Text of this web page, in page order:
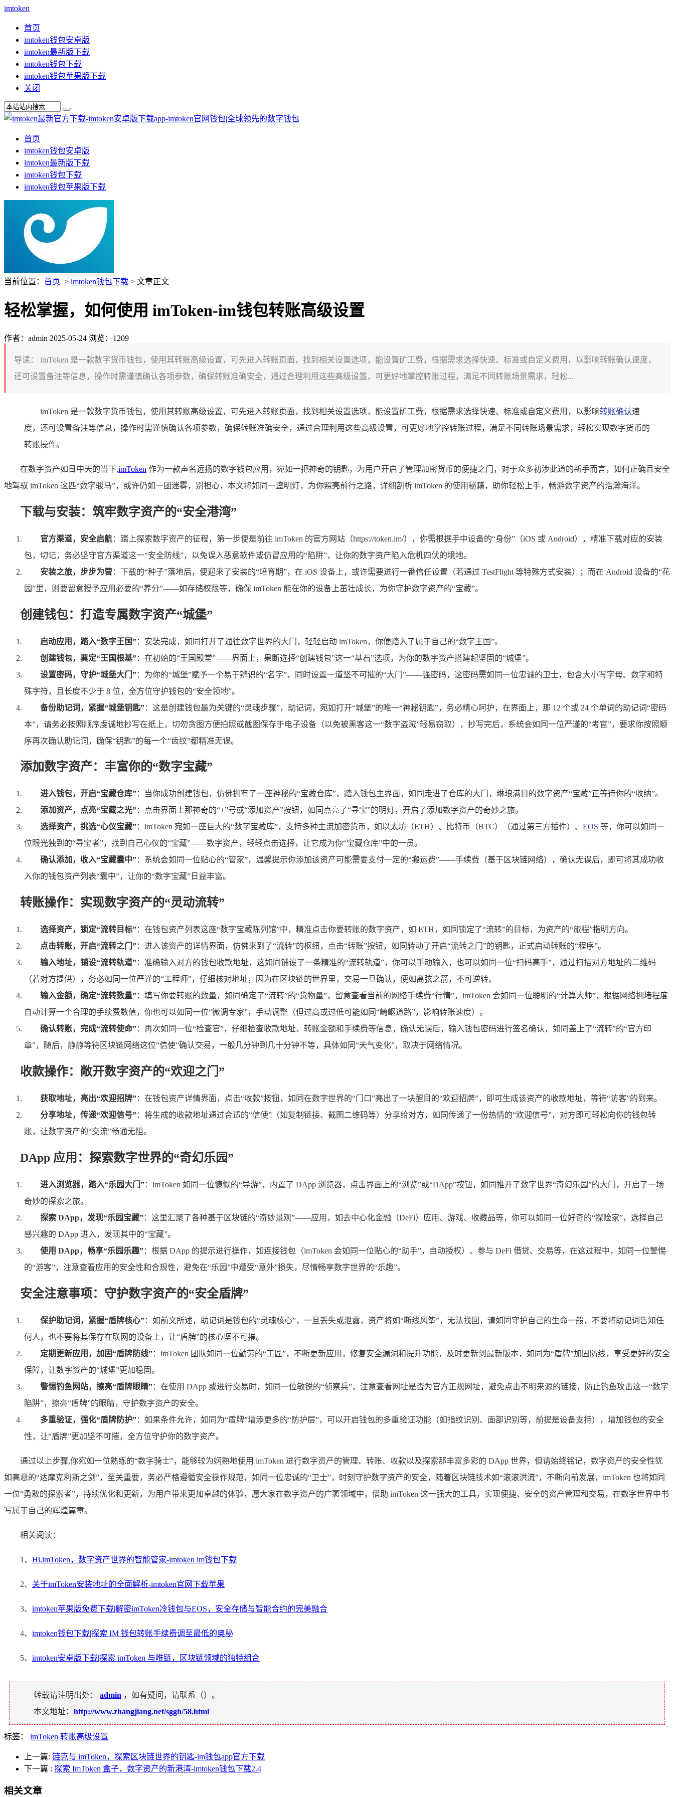
imtoken
首页
imtoken钱包安卓版
imtoken最新版下载
imtoken钱包下载
imtoken钱包苹果版下载
关闭
首页
imtoken钱包安卓版
imtoken最新版下载
imtoken钱包下载
imtoken钱包苹果版下载
当前位置： 首页 > imtoken钱包下载 > 文章正文
轻松掌握，如何使用 imToken-im钱包转账高级设置
作者：admin 2025-05-24 浏览：1209
导读：
imToken 是一款数字货币钱包，使用其转账高级设置，可先进入转账页面，找到相关设置选项，能设置矿工费，根据需求选择快速、标准或自定义费用，以影响转账确认速度，
还可设置备注等信息，操作时需谨慎确认各项参数，确保转账准确安全，通过合理利用这些高级设置，可更好地掌控转账过程，满足不同转账场景需求，轻松...
imToken 是一款数字货币钱包，使用其转账高级设置，可先进入转账页面，找到相关设置选项，能设置矿工费，根据需求选择快速、标准或自定义费用，以影响转账确认速
度，还可设置备注等信息，操作时需谨慎确认各项参数，确保转账准确安全，通过合理利用这些高级设置，可更好地掌控转账过程，满足不同转账场景需求，轻松实现数字货币的
转账操作。
在数字资产如日中天的当下,imToken 作为一款声名远扬的数字钱包应用，宛如一把神奇的钥匙，为用户开启了管理加密货币的便捷之门，对于众多初涉此道的新手而言，如何正确且安全
地驾驭 imToken 这匹“数字骏马”，或许仍如一团迷雾，别担心，本文将如同一盏明灯，为你照亮前行之路，详细剖析 imToken 的使用秘籍，助你轻松上手，畅游数字资产的浩瀚海洋。
下载与安装：筑牢数字资产的“安全港湾”
官方渠道，安全启航：踏上探索数字资产的征程，第一步便是前往 imToken 的官方网站（https://token.im/），你需根据手中设备的“身份”（iOS 或 Android），精准下载对应的安装
包，切记，务必坚守官方渠道这一“安全防线”，以免误入恶意软件或仿冒应用的“陷阱”，让你的数字资产陷入危机四伏的境地。
安装之旅，步步为营：下载的“种子”落地后，便迎来了安装的“培育期”，在 iOS 设备上，或许需要进行一番信任设置（若通过 TestFlight 等特殊方式安装）；而在 Android 设备的“花
园”里，则要留意授予应用必要的“养分”——如存储权限等，确保 imToken 能在你的设备上茁壮成长，为你守护数字资产的“宝藏”。
创建钱包：打造专属数字资产“城堡”
启动应用，踏入“数字王国”：安装完成，如同打开了通往数字世界的大门，轻轻启动 imToken，你便踏入了属于自己的“数字王国”。
创建钱包，奠定“王国根基”：在初始的“王国殿堂”——界面上，果断选择“创建钱包”这一“基石”选项，为你的数字资产搭建起坚固的“城堡”。
设置密码，守护“城堡大门”：为你的“城堡”赋予一个易于辨识的“名字”，同时设置一道坚不可摧的“大门”——强密码，这密码需如同一位忠诚的卫士，包含大小写字母、数字和特
殊字符，且长度不少于 8 位，全方位守护钱包的“安全领地”。
备份助记词，紧握“城堡钥匙”：这是创建钱包最为关键的“灵魂步骤”，助记词，宛如打开“城堡”的唯一“神秘钥匙”，务必精心呵护，在界面上，那 12 个或 24 个单词的助记词“密码
本”，请务必按照顺序虔诚地抄写在纸上，切勿贪图方便拍照或截图保存于电子设备（以免被黑客这一“数字盗贼”轻易窃取），抄写完后，系统会如同一位严谨的“考官”，要求你按照顺
序再次确认助记词，确保“钥匙”的每一个“齿纹”都精准无误。
添加数字资产：丰富你的“数字宝藏”
进入钱包，开启“宝藏仓库”：当你成功创建钱包，仿佛拥有了一座神秘的“宝藏仓库”，踏入钱包主界面，如同走进了仓库的大门，琳琅满目的数字资产“宝藏”正等待你的“收纳”。
添加资产，点亮“宝藏之光”：点击界面上那神奇的“+”号或“添加资产”按钮，如同点亮了“寻宝”的明灯，开启了添加数字资产的奇妙之旅。
选择资产，挑选“心仪宝藏”：imToken 宛如一座巨大的“数字宝藏库”，支持多种主流加密货币，如以太坊（ETH）、比特币（BTC）（通过第三方插件）、 EOS 等，你可以如同一
位眼光独到的“寻宝者”，找到自己心仪的“宝藏”——数字资产，轻轻点击选择，让它成为你“宝藏仓库”中的一员。
确认添加，收入“宝藏囊中”：系统会如同一位贴心的“管家”，温馨提示你添加该资产可能需要支付一定的“搬运费”——手续费（基于区块链网络），确认无误后，即可将其成功收
入你的钱包资产列表“囊中”，让你的“数字宝藏”日益丰富。
转账操作：实现数字资产的“灵动流转”
选择资产，锁定“流转目标”：在钱包资产列表这座“数字宝藏陈列馆”中，精准点击你要转账的数字资产，如 ETH，如同锁定了“流转”的目标，为资产的“旅程”指明方向。
点击转账，开启“流转之门”：进入该资产的详情界面，仿佛来到了“流转”的枢纽，点击“转账”按钮，如同转动了开启“流转之门”的钥匙，正式启动转账的“程序”。
输入地址，铺设“流转轨道”：准确输入对方的钱包收款地址，这如同铺设了一条精准的“流转轨道”，你可以手动输入，也可以如同一位“扫码高手”，通过扫描对方地址的二维码
（若对方提供），务必如同一位严谨的“工程师”，仔细核对地址，因为在区块链的世界里，交易一旦确认，便如离弦之箭，不可逆转。
输入金额，确定“流转数量”：填写你要转账的数量，如同确定了“流转”的“货物量”，留意查看当前的网络手续费“行情”，imToken 会如同一位聪明的“计算大师”，根据网络拥堵程度
自动计算一个合理的手续费数值，你也可以如同一位“微调专家”，手动调整（但过高或过低可能如同“崎岖道路”，影响转账速度）。
确认转账，完成“流转使命”：再次如同一位“检查官”，仔细检查收款地址、转账金额和手续费等信息，确认无误后，输入钱包密码进行签名确认，如同盖上了“流转”的“官方印
章”，随后，静静等待区块链网络这位“信使”确认交易，一般几分钟到几十分钟不等，具体如同“天气变化”，取决于网络情况。
收款操作：敞开数字资产的“欢迎之门”
获取地址，亮出“欢迎招牌”：在钱包资产详情界面，点击“收款”按钮，如同在数字世界的“门口”亮出了一块醒目的“欢迎招牌”，即可生成该资产的收款地址，等待“访客”的到来。
分享地址，传递“欢迎信号”：将生成的收款地址通过合适的“信使”（如复制链接、截图二维码等）分享给对方，如同传递了一份热情的“欢迎信号”，对方即可轻松向你的钱包转
账，让数字资产的“交流”畅通无阻。
DApp 应用：探索数字世界的“奇幻乐园”
进入浏览器，踏入“乐园大门”：imToken 如同一位慷慨的“导游”，内置了 DApp 浏览器，点击界面上的“浏览”或“DApp”按钮，如同推开了数字世界“奇幻乐园”的大门，开启了一场
奇妙的探索之旅。
探索 DApp，发现“乐园宝藏”：这里汇聚了各种基于区块链的“奇妙景观”——应用，如去中心化金融（DeFi）应用、游戏、收藏品等，你可以如同一位好奇的“探险家”，选择自己
感兴趣的 DApp 进入，发现其中的“宝藏”。
使用 DApp，畅享“乐园乐趣”：根据 DApp 的提示进行操作，如连接钱包（imToken 会如同一位贴心的“助手”，自动授权）、参与 DeFi 借贷、交易等，在这过程中，如同一位警惕
的“游客”，注意查看应用的安全性和合规性，避免在“乐园”中遭受“意外”损失，尽情畅享数字世界的“乐趣”。
安全注意事项：守护数字资产的“安全盾牌”
保护助记词，紧握“盾牌核心”：如前文所述，助记词是钱包的“灵魂核心”，一旦丢失或泄露，资产将如“断线风筝”，无法找回，请如同守护自己的生命一般，不要将助记词告知任
何人，也不要将其保存在联网的设备上，让“盾牌”的核心坚不可摧。
定期更新应用，加固“盾牌防线”：imToken 团队如同一位勤劳的“工匠”，不断更新应用，修复安全漏洞和提升功能，及时更新到最新版本，如同为“盾牌”加固防线，享受更好的安全
保障，让数字资产的“城堡”更加稳固。
警惕钓鱼网站，擦亮“盾牌眼睛”：在使用 DApp 或进行交易时，如同一位敏锐的“侦察兵”，注意查看网址是否为官方正规网址，避免点击不明来源的链接，防止钓鱼攻击这一“数字
陷阱”，擦亮“盾牌”的眼睛，守护数字资产的安全。
多重验证，强化“盾牌防护”：如果条件允许，如同为“盾牌”增添更多的“防护层”，可以开启钱包的多重验证功能（如指纹识别、面部识别等，前提是设备支持），增加钱包的安全
性，让“盾牌”更加坚不可摧，全方位守护你的数字资产。
通过以上步骤,你宛如一位熟练的“数字骑士”，能够较为娴熟地使用 imToken 进行数字资产的管理、转账、收款以及探索那丰富多彩的 DApp 世界，但请始终铭记，数字资产的安全性犹
如高悬的“达摩克利斯之剑”，至关重要，务必严格遵循安全操作规范，如同一位忠诚的“卫士”，时刻守护数字资产的安全，随着区块链技术如“滚滚洪流”，不断向前发展，imToken 也将如同
一位“勇敢的探索者”，持续优化和更新，为用户带来更加卓越的体验，愿大家在数字资产的广袤领域中，借助 imToken 这一强大的工具，实现便捷、安全的资产管理和交易，在数字世界中书
写属于自己的辉煌篇章。
相关阅读：
1、 Hi,imToken，数字资产世界的智能管家-imtoken im钱包下载
2、 关于imToken安装地址的全面解析-imtoken官网下载苹果
3、 imtoken苹果版免费下载|解密imToken冷钱包与EOS，安全存储与智能合约的完美融合
4、 imtoken钱包下载|探索 IM 钱包转账手续费调至最低的奥秘
5、 imtoken安卓版下载|探索 imToken 与唯链，区块链领域的独特组合
转载请注明出处： admin ，如有疑问，请联系（）。
本文地址： http://www.zhangjiang.net/sggh/58.html
标签： imToken 转账高级设置
上一篇: 链克与 imToken，探索区块链世界的钥匙-im钱包app官方下载
下一篇 : 探索 ImToken 盒子，数字资产的新港湾-imtoken钱包下载2.4
相关文章